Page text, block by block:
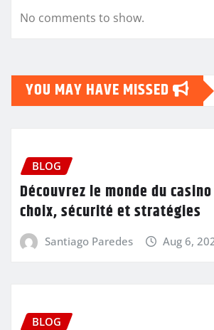
No comments to show.
YOU MAY HAVE MISSED
BLOG
Découvrez le monde du
choix, sécurité et stratégies
Santiago Paredes Aug 6,
BLOG